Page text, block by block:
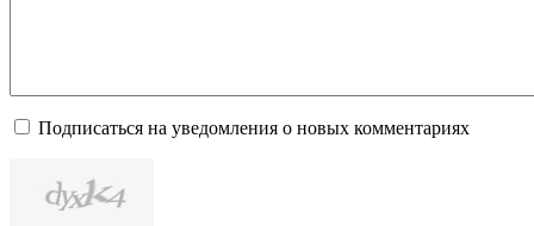
Подписаться на уведомления о новых комментариях